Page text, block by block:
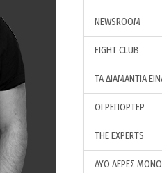
NEWSROOM
FIGHT CLUB
ΤΑ ΔΙΑΜΑΝΤΙΑ
ΟΙ ΡΕΠΟΡΤΕΡ
THE EXPERTS
ΔΥΟ ΛΕΡΕΣ ΜΟΝΟ